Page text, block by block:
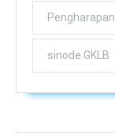
Pengharapan
sinode GKLB